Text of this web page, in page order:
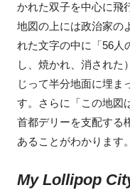
かれた双子を中心に飛
地図の上には政治家の
れた文字の中に「56人
し、焼かれ、消された
じって半分地面に埋ま
す。さらに「この地
首都デリーを支配する
あることがわかります。
My Lollipop